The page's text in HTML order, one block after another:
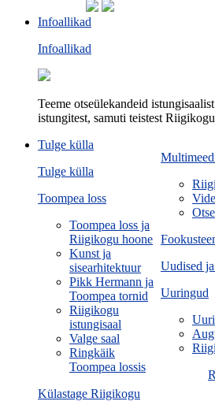
Infoallikad
Infoallikad
Teeme otseülekandeid
istungitest, samuti teistest
Uudised
Uuringud
Tulge külla
Tulge külla
Toompea loss
Toompea loss ja
Riigikogu hoone
Kunst ja
sisearhitektuur
Pikk Hermann ja
Toompea tornid
Riigikogu
istungisaal
Valge saal
Ringkäik
Toompea lossis
Külastage Riigikogu